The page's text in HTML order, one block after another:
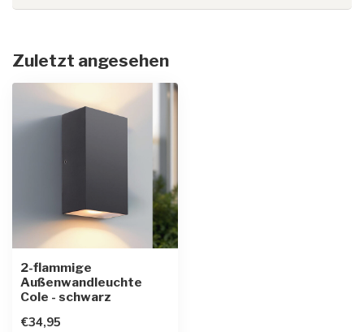
Zuletzt angesehen
2-flammige
Außenwandleuchte
Cole - schwarz
€34,95